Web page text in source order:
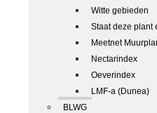
Witte gebieden
Staat deze plant
Meetnet
Nectarindex
Oeverindex
LMF-a (Dunea)
BLWG